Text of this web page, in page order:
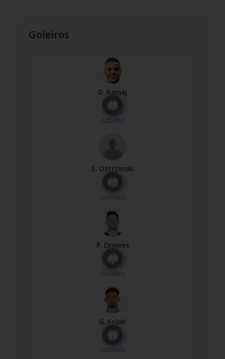
Goleiros
D. Ramaj
Nº
41
GOLEIRO
S. Ostrzinski
Nº
31
GOLEIRO
P. Drewes
Nº
27
GOLEIRO
G. Kobel
Nº
1
GOLEIRO